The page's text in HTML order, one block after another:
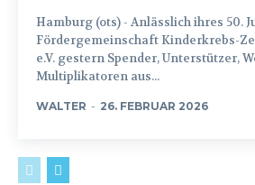
Hamburg (ots) - Anlässlich ihres 50. Jubiläums lud die
Fördergemeinschaft Kinderkrebs-
e.V. gestern Spender, Unterstützer,
Multiplikatoren aus...
WALTER - 26. FEBRUAR 2026